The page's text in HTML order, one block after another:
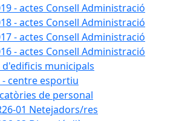
- actes Consell Administració
- actes Consell Administració
- actes Consell Administració
- actes Consell Administració
d'edificis municipals
- centre esportiu
de personal
01 Netejadors/res